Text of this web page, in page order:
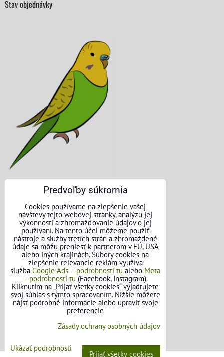
Stav objednávky
KONTAKTNÉ ÚDAJE
O nás
Kontakt
Požičovňa náradia
Názory našich zákazníkov
Mapa stránok
SLEDUJTE NÁS
Facebook
Predvoľby súkromia
Cookies používame na zlepšenie vašej
návštevy tejto webovej stránky, analýzu jej
výkonnosti a zhromažďovanie údajov o jej
používaní. Na tento účel môžeme použiť
nástroje a služby tretích strán a zhromaždené
údaje sa môžu preniesť k partnerom v EÚ, USA
alebo iných krajinách. Súbory cookies na
zlepšenie relevancie reklám využíva
služba Google Ads – podrobnosti tu alebo Meta
– podrobnosti tu (Facebook, Instagram).
Kliknutím na „Prijať všetky cookies“ vyjadrujete
svoj súhlas s týmto spracovaním. Nižšie môžete
nájsť podrobné informácie alebo upraviť svoje
preferencie
Zásady ochrany osobných údajov
Ukázať podrobnosti
Prijať všetky cookies